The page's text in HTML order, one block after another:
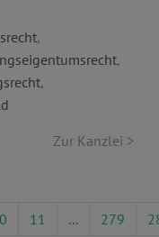
,
,
,
Zur Kanzlei >
11 ... 279